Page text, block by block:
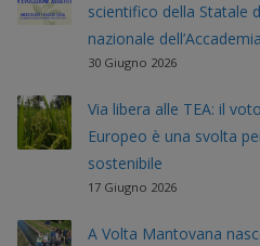
scientifico della Statale
nazionale
30 Giugno 2026
Via libera alle TEA: il
Europeo è una svolta
sostenibile
17 Giugno 2026
A Volta Mantovana